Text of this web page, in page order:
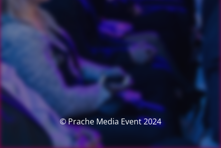
© Prache Media Event 2024